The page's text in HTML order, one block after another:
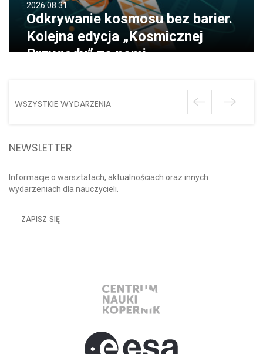
2026.08.31
Odkrywanie kosmosu bez barier.
Kolejna edycja „Kosmicznej
Przygody” za nami
WSZYSTKIE WYDARZENIA
NEWSLETTER
Informacje o warsztatach, aktualnościach oraz innych
wydarzeniach dla nauczycieli.
ZAPISZ SIĘ